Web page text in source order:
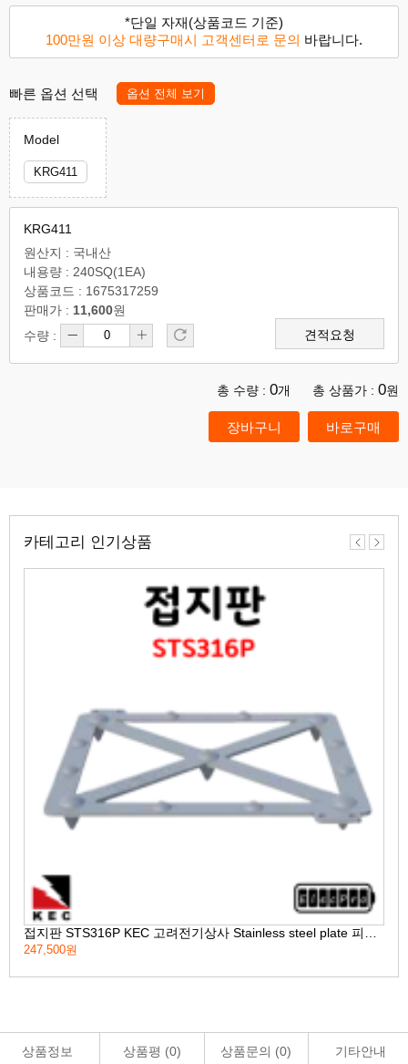
*단일 자재(상품코드 기준)
100만원 이상 대량구매시 고객센터로 문의 바랍니다.
빠른 옵션 선택 옵션 전체 보기
Model
KRG411
KRG411
원산지 : 국내산
내용량 : 240SQ(1EA)
상품코드 : 1675317259
판매가 : 11,600원
수량 :
견적요청
총 수량 : 0개 총 상품가 : 0원
카테고리 인기상품
접지판 STS316P KEC 고려전기상사 Stainless steel plate 피뢰 접지자재 (착불)[주문제작상품 반품/환불불가]
247,500원
이
다
상품정보 상품평 (0) 상품문의 (0) 기타안내